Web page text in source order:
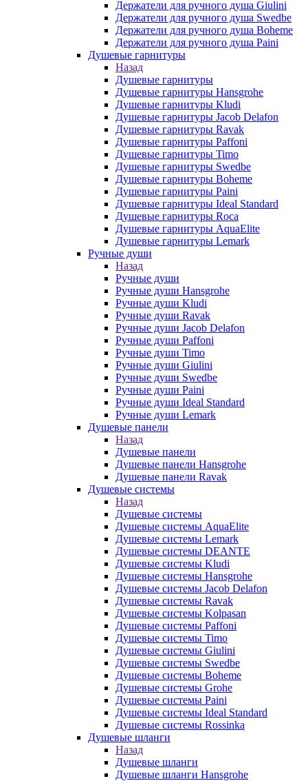
Держатели для ручного душа Giulini
Держатели для ручного душа Swedbe
Держатели для ручного душа Boheme
Держатели для ручного душа Paini
Душевые гарнитуры
Назад
Душевые гарнитуры
Душевые гарнитуры Hansgrohe
Душевые гарнитуры Kludi
Душевые гарнитуры Jacob Delafon
Душевые гарнитуры Ravak
Душевые гарнитуры Paffoni
Душевые гарнитуры Timo
Душевые гарнитуры Swedbe
Душевые гарнитуры Boheme
Душевые гарнитуры Paini
Душевые гарнитуры Ideal Standard
Душевые гарнитуры Roca
Душевые гарнитуры AquaElite
Душевые гарнитуры Lemark
Ручные души
Назад
Ручные души
Ручные души Hansgrohe
Ручные души Kludi
Ручные души Ravak
Ручные души Jacob Delafon
Ручные души Paffoni
Ручные души Timo
Ручные души Giulini
Ручные души Swedbe
Ручные души Paini
Ручные души Ideal Standard
Ручные души Lemark
Душевые панели
Назад
Душевые панели
Душевые панели Hansgrohe
Душевые панели Ravak
Душевые системы
Назад
Душевые системы
Душевые системы AquaElite
Душевые системы Lemark
Душевые системы DEANTE
Душевые системы Kludi
Душевые системы Hansgrohe
Душевые системы Jacob Delafon
Душевые системы Ravak
Душевые системы Kolpasan
Душевые системы Paffoni
Душевые системы Timo
Душевые системы Giulini
Душевые системы Swedbe
Душевые системы Boheme
Душевые системы Grohe
Душевые системы Paini
Душевые системы Ideal Standard
Душевые системы Rossinka
Душевые шланги
Назад
Душевые шланги
Душевые шланги Hansgrohe